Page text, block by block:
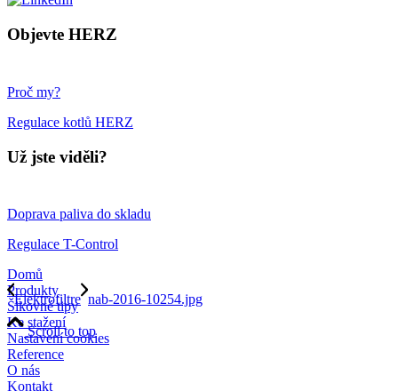
Objevte HERZ
Proč my?
Regulace kotlů HERZ
Už jste viděli?
Doprava paliva do skladu
Regulace T-Control
Domů
Produkty
Šikovné tipy
Ke stažení
Nastavení cookies
Reference
O nás
Kontakt
Elektrofiltre nab-2016-10254.jpg
Scroll to top